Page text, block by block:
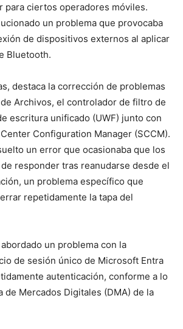
para ciertos operadores móviles.
un problema que provocaba
de dispositivos externos al aplicar
Bluetooth.
destaca la corrección de problemas
Archivos, el controlador de filtro de
escritura unificado (UWF) junto con
Configuration Manager (SCCM).
un error que ocasionaba que los
responder tras reanudarse desde el
un problema específico que
repetidamente la tapa del
un problema con la
de sesión único de Microsoft Entra
autenticación, conforme a lo
de Mercados Digitales (DMA) de la